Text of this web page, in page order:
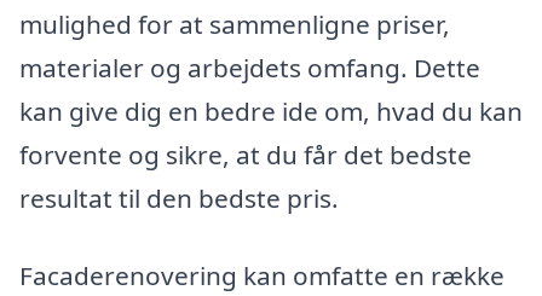
mulighed for at sammenligne priser,
materialer og arbejdets omfang. Dette
kan give dig en bedre ide om, hvad du kan
forvente og sikre, at du får det bedste
resultat til den bedste pris.
Facaderenovering kan omfatte en række